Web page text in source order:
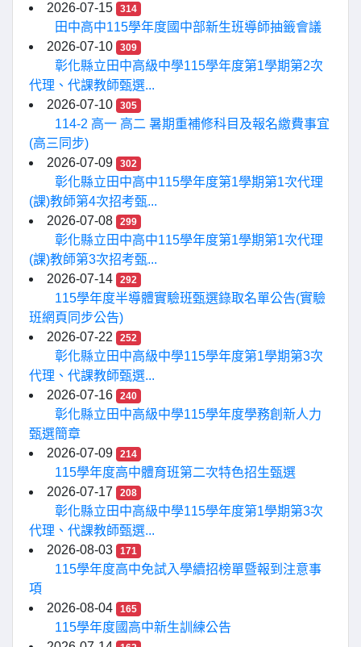
2026-07-15
314
田中高中115學年度國中部新生班導師抽籤會議
2026-07-10
309
彰化縣立田中高級中學115學年度第1學期第2次
代理、代課教師甄選...
2026-07-10
305
114-2 高一 高二 暑期重補修科目及報名繳費事宜
(高三同步)
2026-07-09
302
彰化縣立田中高中115學年度第1學期第1次代理
(課)教師第4次招考甄...
2026-07-08
299
彰化縣立田中高中115學年度第1學期第1次代理
(課)教師第3次招考甄...
2026-07-14
292
115學年度半導體實驗班甄選錄取名單公告(實驗
班網頁同步公告)
2026-07-22
252
彰化縣立田中高級中學115學年度第1學期第3次
代理、代課教師甄選...
2026-07-16
240
彰化縣立田中高級中學115學年度學務創新人力
甄選簡章
2026-07-09
214
115學年度高中體育班第二次特色招生甄選
2026-07-17
208
彰化縣立田中高級中學115學年度第1學期第3次
代理、代課教師甄選...
2026-08-03
171
115學年度高中免試入學續招榜單暨報到注意事
項
2026-08-04
165
115學年度國高中新生訓練公告